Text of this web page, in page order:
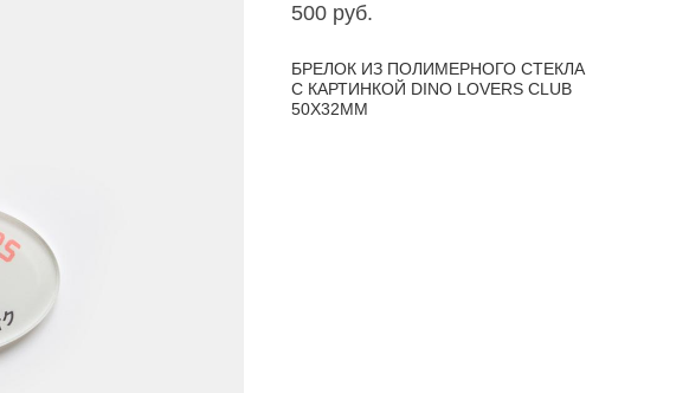
500 pуб.
БРЕЛОК ИЗ ПОЛИМЕРНОГО СТЕКЛА
С КАРТИНКОЙ DINO LOVERS CLUB
50Х32MM